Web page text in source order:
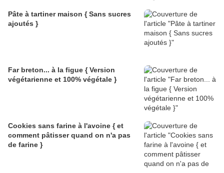
Pâte à tartiner maison { Sans sucres
ajoutés }
Far breton... à la figue { Version
végétarienne et 100% végétale }
Cookies sans farine à l'avoine { et
comment pâtisser quand on n'a pas
de farine }